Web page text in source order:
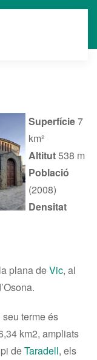
Superfície7
km²
Altitut538 m
Població
(2008)
Densitat
plana deVic, al
terme és
km2, ampliats
deTaradell, els